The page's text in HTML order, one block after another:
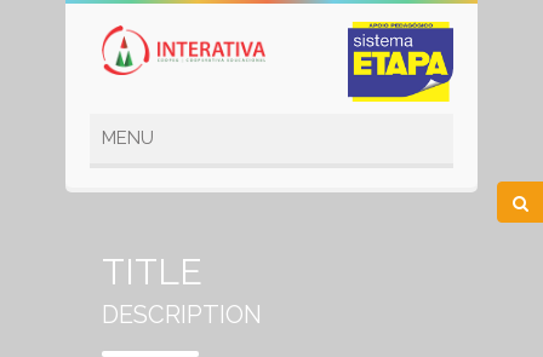
TITLE
DESCRIPTION